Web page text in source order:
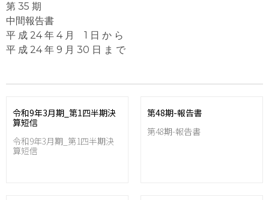
第 35 期
中間報告書
平 成 24 年 4 月 1 日 か ら
平 成 24 年 9 月 30 日 ま で
令和9年3月期_第1四半期決
算短信
令和9年3月期_第1四半期決
算短信
第48期-報告書
第48期-報告書